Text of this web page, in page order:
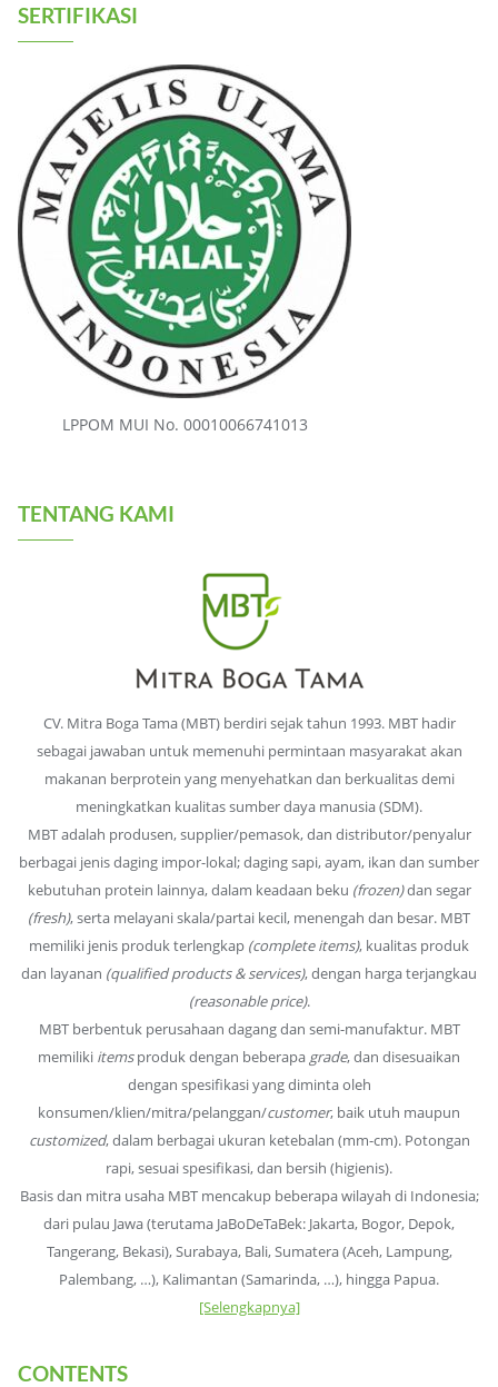
SERTIFIKASI
LPPOM MUI No. 00010066741013
TENTANG KAMI
CV. Mitra Boga Tama (MBT) berdiri sejak tahun 1993. MBT hadir
sebagai jawaban untuk memenuhi permintaan masyarakat akan
makanan berprotein yang menyehatkan dan berkualitas demi
meningkatkan kualitas sumber daya manusia (SDM).
MBT adalah produsen, supplier/pemasok, dan distributor/penyalur
berbagai jenis daging impor-lokal; daging sapi, ayam, ikan dan sumber
kebutuhan protein lainnya, dalam keadaan beku (frozen)dan segar
(fresh), serta melayani skala/partai kecil, menengah dan besar. MBT
memiliki jenis produk terlengkap (complete items), kualitas produk
dan layanan (qualified products & services), dengan harga terjangkau
(reasonable price).
MBT berbentuk perusahaan dagang dan semi-manufaktur. MBT
memiliki itemsproduk dengan beberapa grade, dan disesuaikan
dengan spesifikasi yang diminta oleh
konsumen/klien/mitra/pelanggan/customer, baik utuh maupun
customized, dalam berbagai ukuran ketebalan (mm-cm). Potongan
rapi, sesuai spesifikasi, dan bersih (higienis).
Basis dan mitra usaha MBT mencakup beberapa wilayah di Indonesia;
dari pulau Jawa (terutama JaBoDeTaBek: Jakarta, Bogor, Depok,
Tangerang, Bekasi), Surabaya, Bali, Sumatera (Aceh, Lampung,
Palembang, …), Kalimantan (Samarinda, …), hingga Papua.
[Selengkapnya]
CONTENTS